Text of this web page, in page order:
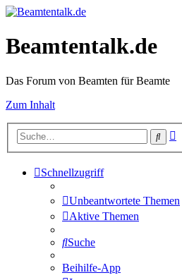
Beamtentalk.de
Das Forum von Beamten für Beamte
Zum Inhalt
Suche
Schnellzugriff
Unbeantwortete Themen
Aktive Themen
Suche
Beihilfe-App